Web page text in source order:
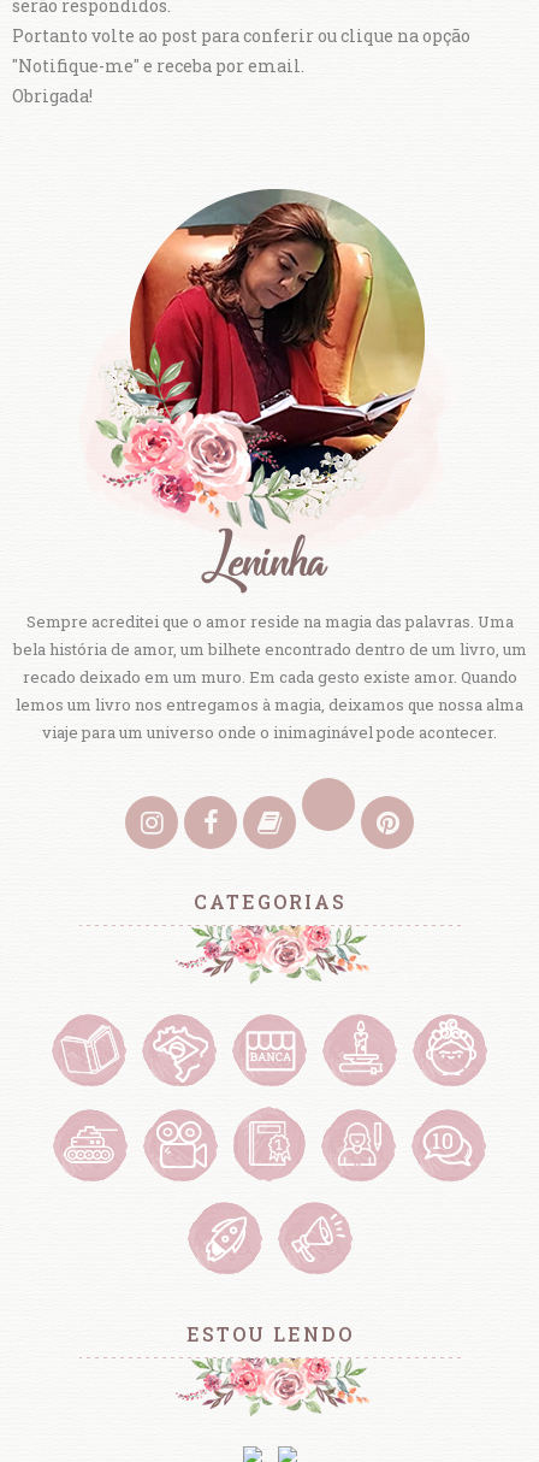
serão respondidos.
Portanto volte ao post para conferir ou clique na opção
"Notifique-me" e receba por email.
Obrigada!
Sempre acreditei que o amor reside na magia das palavras. Uma
bela história de amor, um bilhete encontrado dentro de um livro, um
recado deixado em um muro. Em cada gesto existe amor. Quando
lemos um livro nos entregamos à magia, deixamos que nossa alma
viaje para um universo onde o inimaginável pode acontecer.
CATEGORIAS
ESTOU LENDO